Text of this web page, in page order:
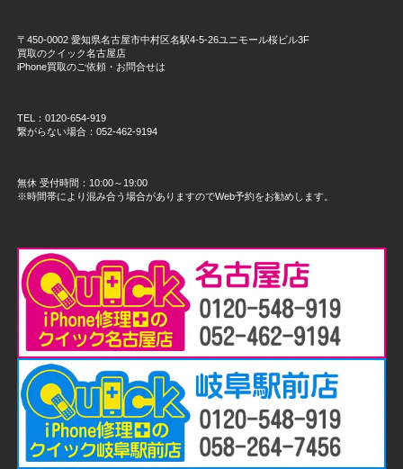
〒450-0002 愛知県名古屋市中村区名駅4-5-26ユニモール桜ビル3F
買取のクイック名古屋店
iPhone買取のご依頼・お問合せは
TEL：0120-654-919
繋がらない場合：052-462-9194
無休 受付時間：10:00～19:00
※時間帯により混み合う場合がありますのでWeb予約をお勧めします。